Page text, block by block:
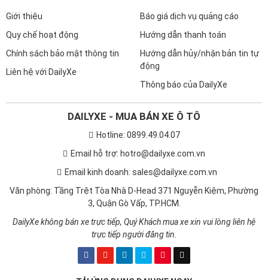
Giới thiệu
Quy chế hoạt động
Chính sách bảo mật thông tin
Liên hệ với DailyXe
Báo giá dịch vụ quảng cáo
Hướng dẫn thanh toán
Hướng dẫn hủy/nhận bản tin tự
động
Thông báo của DailyXe
DAILYXE - MUA BÁN XE Ô TÔ
Hotline: 0899.49.04.07
Email hỗ trợ: hotro@dailyxe.com.vn
Email kinh doanh: sales@dailyxe.com.vn
Văn phòng: Tầng Trệt Tòa Nhà D-Head 371 Nguyễn Kiệm, Phường
3, Quận Gò Vấp, TP.HCM.
DailyXe không bán xe trực tiếp, Quý Khách mua xe xin vui lòng liên hệ
trực tiếp người đăng tin.